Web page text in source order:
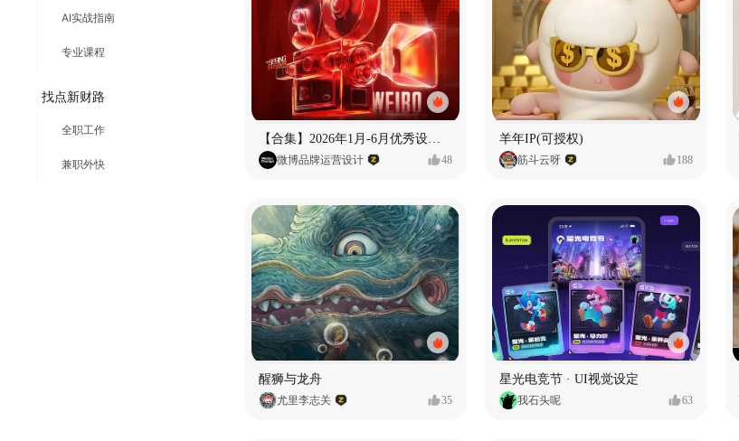
AI实战指南
专业课程
找点新财路
全职工作
兼职外快 微博品牌运营设计 48
羊年IP(可授权)
筋斗云呀 188
醒狮与龙舟
尤里李志关 35
星光电竞节 · UI视觉设定
我石头呢 63